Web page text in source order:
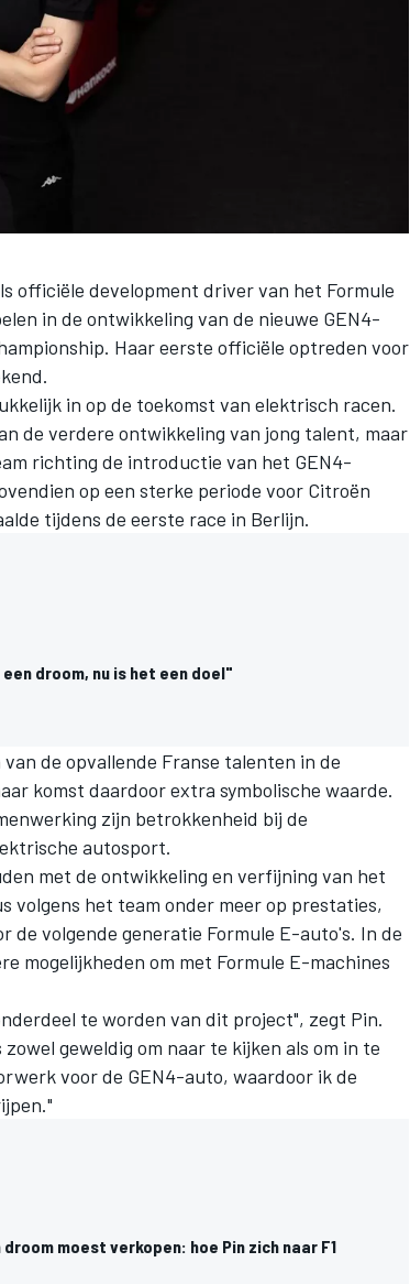
officiële development driver van het Formule
in de ontwikkeling van de nieuwe GEN4-
Haar eerste officiële optreden voor
in op de toekomst van elektrisch racen.
de verdere ontwikkeling van jong talent, maar
richting de introductie van het GEN4-
op een sterke periode voor Citroën
tijdens de eerste race in Berlijn.
droom, nu is het een doel"
de opvallende Franse talenten in de
komst daardoor extra symbolische waarde.
zijn betrokkenheid bij de
autosport.
met de ontwikkeling en verfijning van het
volgens het team onder meer op prestaties,
volgende generatie Formule E-auto's. In de
mogelijkheden om met Formule E-machines
te worden van dit project", zegt Pin.
geweldig om naar te kijken als om in te
voor de GEN4-auto, waardoor ik de
moest verkopen: hoe Pin zich naar F1